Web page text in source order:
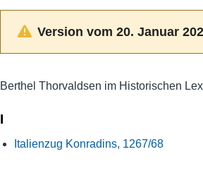
Version vom 20. Januar
Berthel Thorvaldsen im Historischen
I
Italienzug Konradins, 1267/68